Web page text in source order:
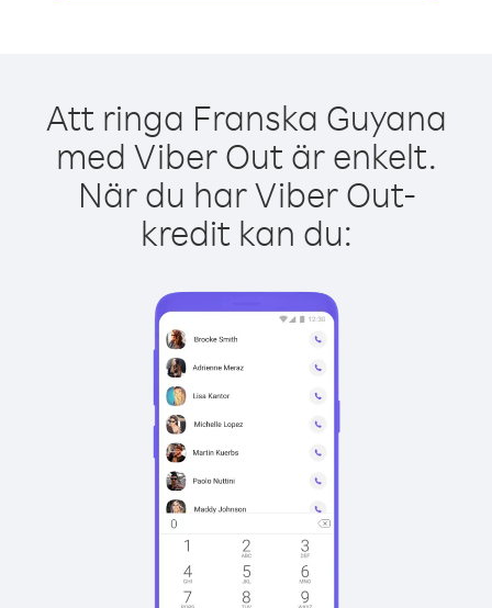
Att ringa Franska Guyana
med Viber Out är enkelt.
När du har Viber Out-
kredit kan du: